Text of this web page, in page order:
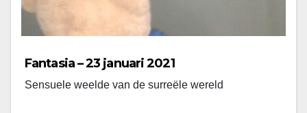
Fantasia – 23 januari 2021
Sensuele weelde van de surreële wereld